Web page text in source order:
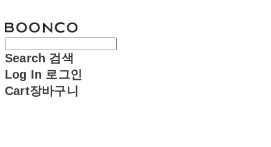
Search 검색
Log In 로그인
Cart장바구니